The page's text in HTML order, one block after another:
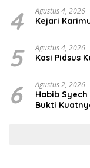
4 Agustus 4, 2026
Kejari
5 Agustus 4, 2026
Kasi Pidsus
6 Agustus 2, 2026
Habib
Bukti